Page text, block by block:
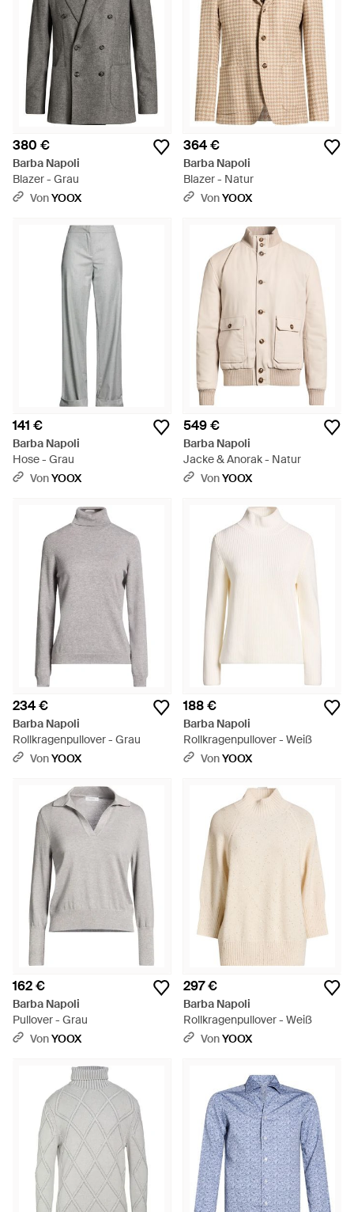
380 €
Barba Napoli
Blazer - Grau
VonYOOX
364 €
Barba Napoli
Blazer - Natur
VonYOOX
141 €
Barba Napoli
Hose - Grau
VonYOOX
549 €
Barba Napoli
Jacke & Anorak - Natur
VonYOOX
234 €
Barba Napoli
Rollkragenpullover - Grau
VonYOOX
188 €
Barba Napoli
Rollkragenpullover - Weiß
VonYOOX
162 €
Barba Napoli
Pullover - Grau
VonYOOX
297 €
Barba Napoli
Rollkragenpullover - Weiß
VonYOOX